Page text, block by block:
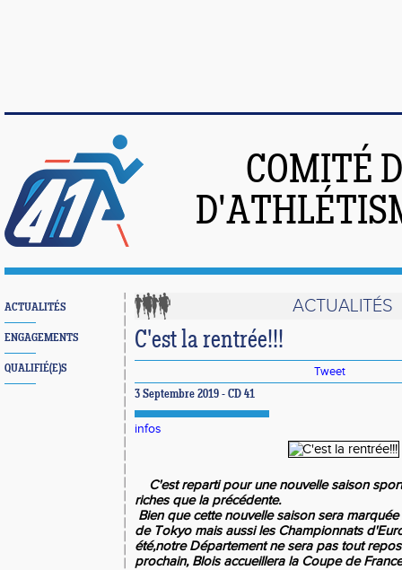
COMITÉ
ACTUALITÉS
ENGAGEMENTS
QUALIFIÉ(E)S
ACTUALITÉS
C'est la rentrée!!!
Tweet
3 Septembre 2019 - CD 41
infos
C'est reparti pour une nouvelle saison
riches que la précédente.
Bien que cette nouvelle saison sera
de Tokyo mais aussi les Championnats
été,notre Département ne sera pas tout
prochain, Blois accueillera la Coupe de